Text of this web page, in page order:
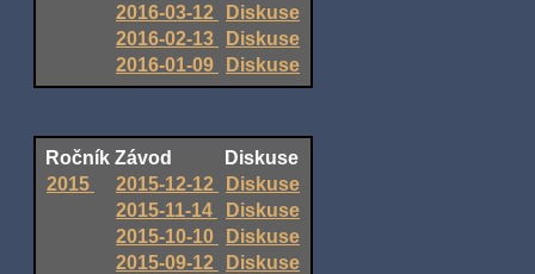
2016-03-12
Diskuse
2016-02-13
Diskuse
2016-01-09
Diskuse
Ročník Závod
Diskuse
2015
2015-12-12
Diskuse
2015-11-14
Diskuse
2015-10-10
Diskuse
2015-09-12
Diskuse